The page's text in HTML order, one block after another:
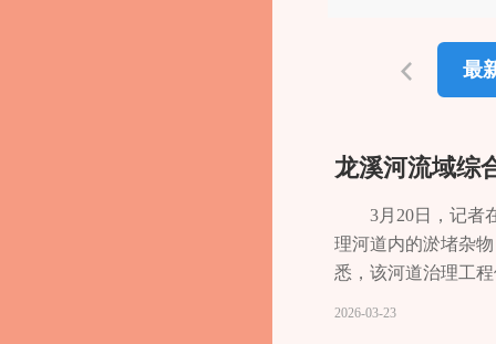
最
龙溪河流域综
3月20日，记者
理河道内的淤堵杂
悉，该河道治理工
2026-03-23